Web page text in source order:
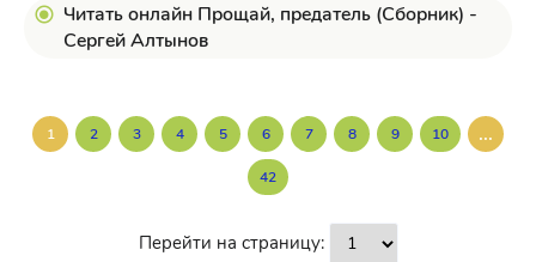
Читать онлайн Прощай, предатель (Сборник) -
Сергей Алтынов
1 2 3 4 5 6 7 8 9 10 ...
42
Перейти на страницу: